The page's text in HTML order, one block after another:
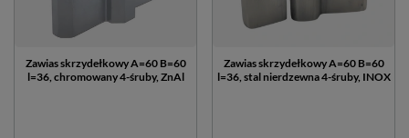
Zawias skrzydełkowy A=60 B=60
l=36, chromowany 4-śruby, ZnAl
Zawias skrzydełkowy A=60 B=60
l=36, stal nierdzewna 4-śruby, INOX